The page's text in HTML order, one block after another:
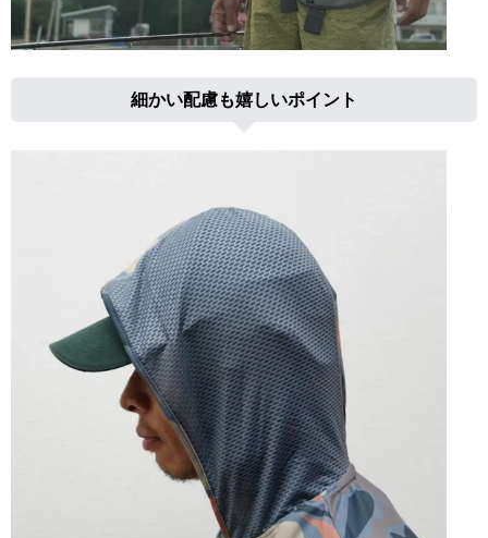
細かい配慮も嬉しいポイント